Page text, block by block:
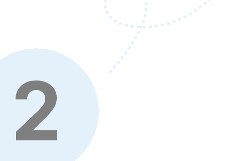
2